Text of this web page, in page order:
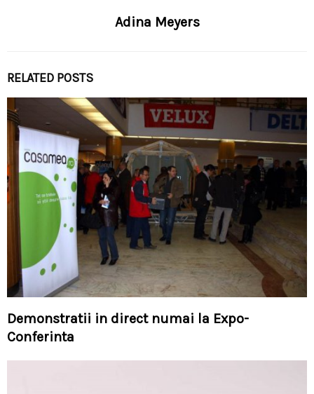
Adina Meyers
RELATED POSTS
Demonstratii in direct numai la Expo-
Conferinta